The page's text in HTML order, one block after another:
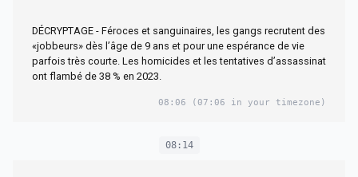
DÉCRYPTAGE - Féroces et sanguinaires, les gangs recrutent des
«jobbeurs» dès l’âge de 9 ans et pour une espérance de vie
parfois très courte. Les homicides et les tentatives d’assassinat
ont flambé de 38 % en 2023.
08:06 (07:06 in your timezone)
08:14